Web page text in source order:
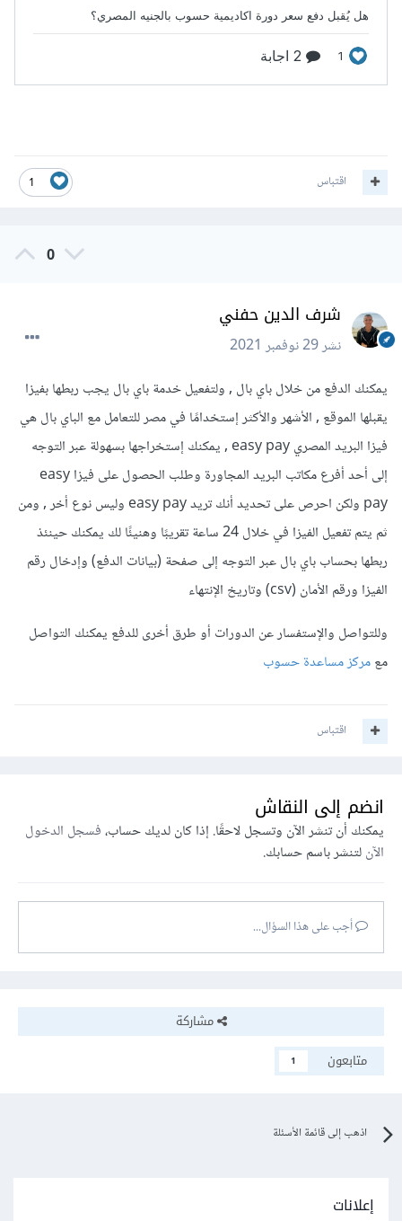
1 اقتباس
0
شرف الدين حفني
نشر29 نوفمبر 2021
يمكنك الدفع من خلال باي بال , ولتفعيل خدمة باي بال يجب ربطها بفيزا
يقبلها الموقع , الأشهر والأكثر إستخدامًا في مصر للتعامل مع الباي بال هي
فيزا البريد المصري easy pay , يمكنك إستخراجها بسهولة عبر التوجه
إلى أحد أفرع مكاتب البريد المجاورة وطلب الحصول على فيزا easy
pay ولكن احرص على تحديد أنك تريد easy pay وليس نوع أخر , ومن
ثم يتم تفعيل الفيزا في خلال 24 ساعة تقريبًا وهنيئًا لك يمكنك حينئذ
ربطها بحساب باي بال عبر التوجه إلى صفحة (بيانات الدفع) وإدخال رقم
الفيزا ورقم الأمان (csv) وتاريخ الإنتهاء
وللتواصل والإستفسار عن الدورات أو طرق أخرى للدفع يمكنك التواصل
معمركز مساعدة حسوب
اقتباس
انضم إلى النقاش
يمكنك أن تنشر الآن وتسجل لاحقًا. إذا كان لديك حساب،فسجل الدخول
الآنلتنشر باسم حسابك.
أجب على هذا السؤال...
مشاركة
متابعون
1
اذهب إلى قائمة الأسئلة
إعلانات